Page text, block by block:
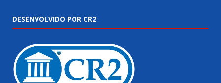
DESENVOLVIDO POR CR2